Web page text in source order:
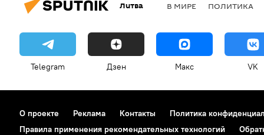
Литва В МИРЕ ПОЛИТИКА
Telegram Дзен Макс VK
О проекте Реклама Контакты
Политика
Правила применения рекомендательных технологий